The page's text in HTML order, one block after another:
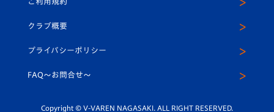
平和祈念活動
ホームタウン活動
スクール
ヴィヴィくんインスタグラム
公式LINE＠
クラブ概要
プライバシーポリシー
FAQ〜お問合せ〜
Copyright © V-VAREN NAGASAKI. ALL RIGHT RESERVED.